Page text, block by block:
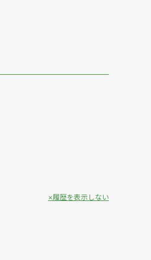
履歴を表示しない